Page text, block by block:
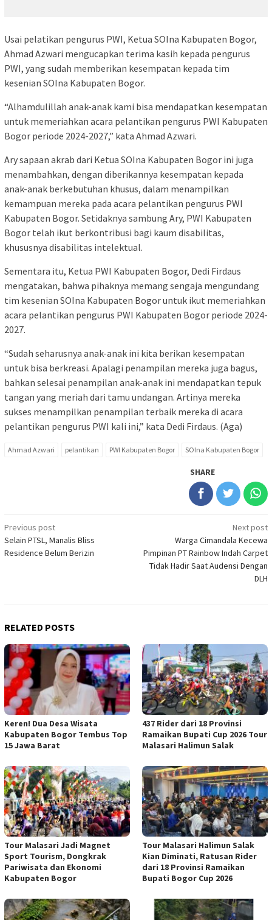
Usai pelatikan pengurus PWI, Ketua SOIna Kabupaten Bogor,
Ahmad Azwari mengucapkan terima kasih kepada pengurus
PWI, yang sudah memberikan kesempatan kepada tim
kesenian SOIna Kabupaten Bogor.
“Alhamdulillah anak-anak kami bisa mendapatkan kesempatan
untuk memeriahkan acara pelantikan pengurus PWI Kabupaten
Bogor periode 2024-2027,” kata Ahmad Azwari.
Ary sapaan akrab dari Ketua SOIna Kabupaten Bogor ini juga
menambahkan, dengan diberikannya kesempatan kepada
anak-anak berkebutuhan khusus, dalam menampilkan
kemampuan mereka pada acara pelantikan pengurus PWI
Kabupaten Bogor. Setidaknya sambung Ary, PWI Kabupaten
Bogor telah ikut berkontribusi bagi kaum disabilitas,
khususnya disabilitas intelektual.
Sementara itu, Ketua PWI Kabupaten Bogor, Dedi Firdaus
mengatakan, bahwa pihaknya memang sengaja mengundang
tim kesenian SOIna Kabupaten Bogor untuk ikut memeriahkan
acara pelantikan pengurus PWI Kabupaten Bogor periode 2024-
2027.
“Sudah seharusnya anak-anak ini kita berikan kesempatan
untuk bisa berkreasi. Apalagi penampilan mereka juga bagus,
bahkan selesai penampilan anak-anak ini mendapatkan tepuk
tangan yang meriah dari tamu undangan. Artinya mereka
sukses menampilkan penampilan terbaik mereka di acara
pelantikan pengurus PWI kali ini,” kata Dedi Firdaus. (Aga)
Ahmad Azwari pelantikan PWI Kabupaten Bogor SOIna Kabupaten Bogor
SHARE
Post
navigation
Previous post
Selain PTSL, Manalis Bliss
Residence Belum Berizin
Next post
Warga Cimandala Kecewa
Pimpinan PT Rainbow Indah Carpet
Tidak Hadir Saat Audensi Dengan
DLH
RELATED POSTS
Keren! Dua Desa Wisata
Kabupaten Bogor Tembus Top
15 Jawa Barat
437 Rider dari 18 Provinsi
Ramaikan Bupati Cup 2026 Tour
Malasari Halimun Salak
Tour Malasari Jadi Magnet
Sport Tourism, Dongkrak
Pariwisata dan Ekonomi
Kabupaten Bogor
Tour Malasari Halimun Salak
Kian Diminati, Ratusan Rider
dari 18 Provinsi Ramaikan
Bupati Bogor Cup 2026